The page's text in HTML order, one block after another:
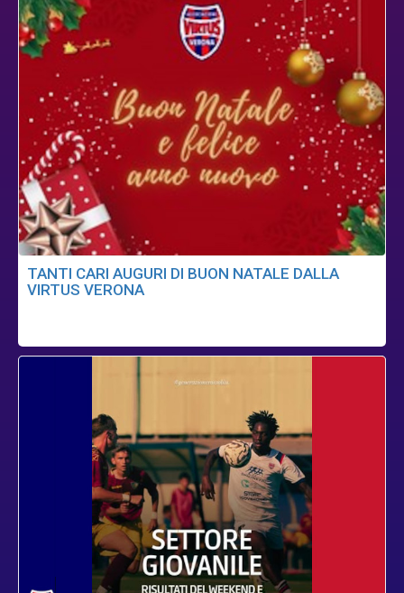
TANTI CARI AUGURI DI BUON NATALE DALLA
VIRTUS VERONA